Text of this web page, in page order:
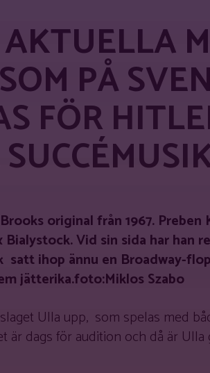
PÅ
FÖR
original från 1967.
Vid sin sida har han
ihop ännu en Broadway-
jätterika.foto:Miklos Szabo
Ulla upp, som spelas med
dags för audition och då är